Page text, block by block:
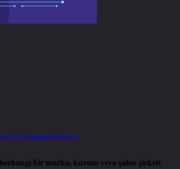
bir marka, kurum veya şahıs şirketi